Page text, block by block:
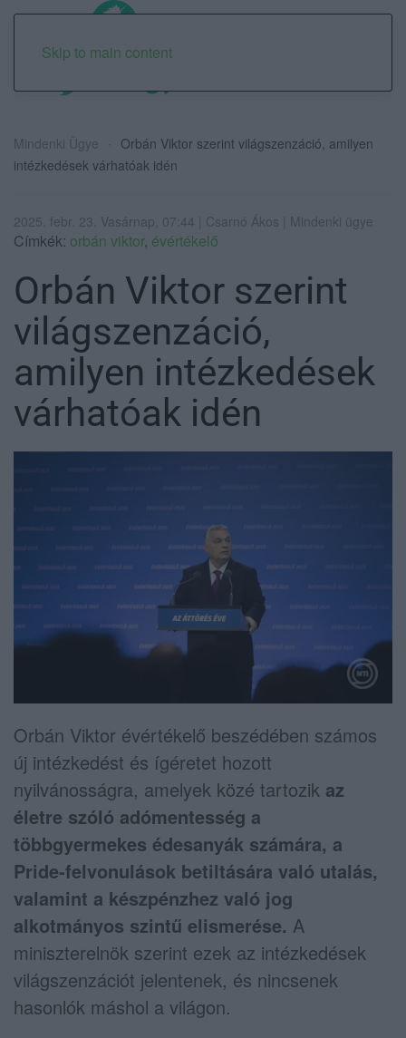
Skip to main content
Mindenki Ügye
Orbán Viktor szerint világszenzáció, amilyen
intézkedések várhatóak idén
2025. febr. 23. Vasárnap, 07:44 | Csarnó Ákos | Mindenki ügye
Címkék: orbán viktor, évértékelő
Orbán Viktor szerint
világszenzáció,
amilyen intézkedések
várhatóak idén
Orbán Viktor évértékelő beszédében számos
új intézkedést és ígéretet hozott
nyilvánosságra, amelyek közé tartozik az
életre szóló adómentesség a
többgyermekes édesanyák számára, a
Pride-felvonulások betiltására való utalás,
valamint a készpénzhez való jog
alkotmányos szintű elismerése. A
miniszterelnök szerint ezek az intézkedések
világszenzációt jelentenek, és nincsenek
hasonlók máshol a világon.